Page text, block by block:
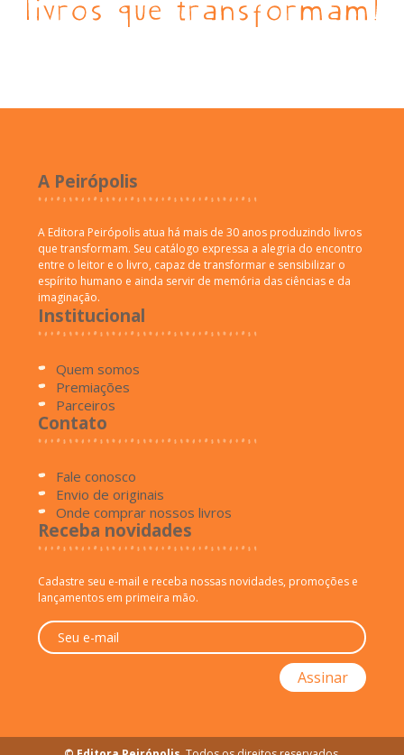
A Peirópolis
A Editora Peirópolis atua há mais de 30 anos produzindo livros
que transformam. Seu catálogo expressa a alegria do encontro
entre o leitor e o livro, capaz de transformar e sensibilizar o
espírito humano e ainda servir de memória das ciências e da
imaginação.
Institucional
Quem somos
Premiações
Parceiros
Contato
Fale conosco
Envio de originais
Onde comprar nossos livros
Receba novidades
Cadastre seu e-mail e receba nossas novidades, promoções e
lançamentos em primeira mão.